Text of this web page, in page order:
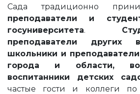
Сада традиционно
преподаватели и
госуниверситета.
преподаватели других
школьники и
города и области,
воспитанники детских
частые гости и коллеги